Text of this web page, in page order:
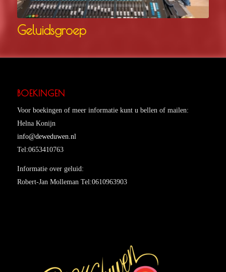
Geluidsgroep
BOEKINGEN
Voor boekingen of meer informatie kunt u bellen of mailen:
Helna Konijn
info@deweduwen.nl
Tel:0653410763
Informatie over geluid:
Robert-Jan Molleman Tel:0610963903